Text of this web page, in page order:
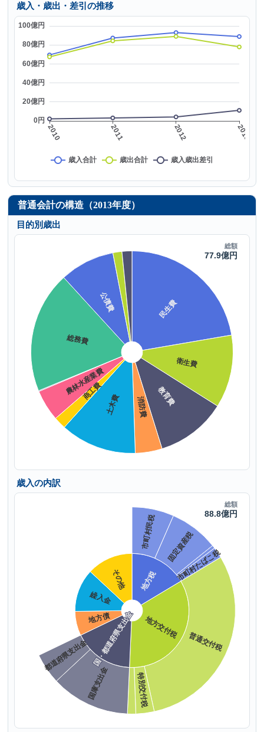
歳入・歳出・差引の推移
普通会計の構造（2013年度）
目的別歳出
歳入の内訳